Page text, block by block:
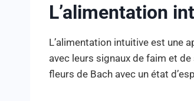
L’alimentation
L’alimentation intuitive est une
avec leurs signaux de faim et
fleurs de Bach avec un état